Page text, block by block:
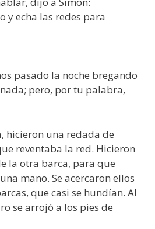
y echa las redes para
pasado la noche bregando
pero, por tu palabra,
hicieron una redada de
reventaba la red. Hicieron
la otra barca, para que
mano. Se acercaron ellos
que casi se hundían. Al
se arrojó a los pies de